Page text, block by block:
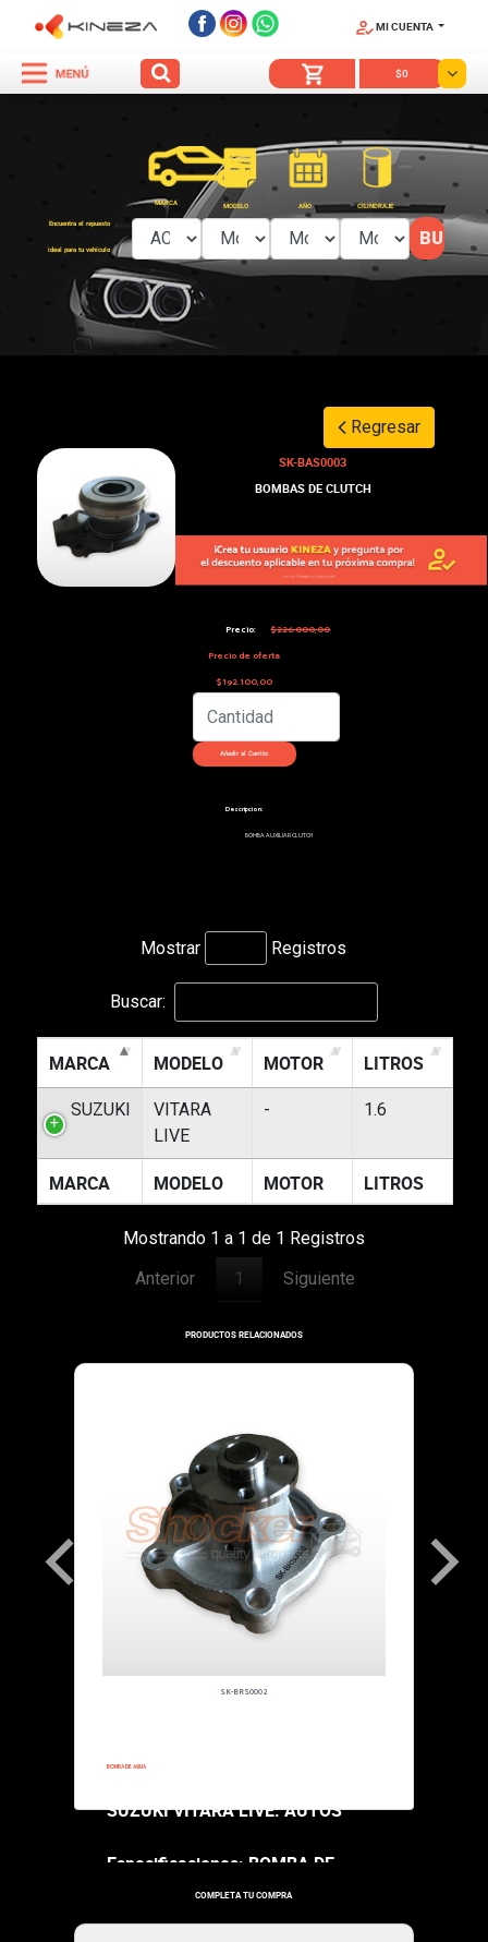
MI CUENTA
$0
Encuentra el repuesto
ideal para tu vehículo
MARCA MODELO AÑO CILINDRAJE
Regresar
SK-BAS0003
BOMBAS DE CLUTCH
Precio:
$226.000,00
Precio de oferta
$192.100,00
Descripcion:
BOMBA AUXILIAR CLUTCH
Mostrar Registros
Buscar:
MARCA MODELO MOTOR LITROS
SUZUKI
VITARA
LIVE
- 1.6
MARCA MODELO MOTOR LITROS
Mostrando 1 a 1 de 1 Registros
Anterior
1 Siguiente
PRODUCTOS RELACIONADOS
SK-BRS0002
BOMBA DE AGUA
SUZUKI VITARA LIVE: AUTOS
Especificaciones: BOMBA DE
COMPLETA TU COMPRA